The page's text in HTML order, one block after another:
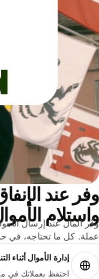
عند
كل ما تحتاجه، في
إدارة الأموال أثناء
احتفظ بعملاتك في